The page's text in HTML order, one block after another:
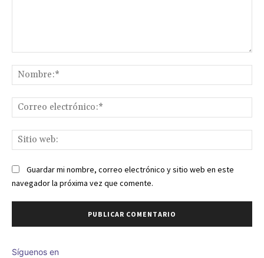
Guardar mi nombre, correo electrónico y sitio web en este
navegador la próxima vez que comente.
Síguenos en